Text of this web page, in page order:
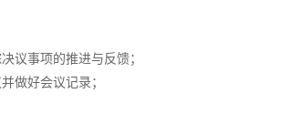
议事项的推进与反馈；
做好会议记录；